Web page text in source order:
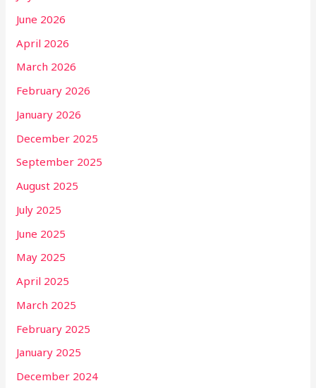
June 2026
April 2026
March 2026
February 2026
January 2026
December 2025
September 2025
August 2025
July 2025
June 2025
May 2025
April 2025
March 2025
February 2025
January 2025
December 2024